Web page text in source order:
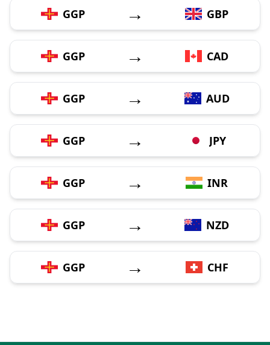
GGP → GBP
GGP → CAD
GGP → AUD
GGP → JPY
GGP → INR
GGP → NZD
GGP → CHF